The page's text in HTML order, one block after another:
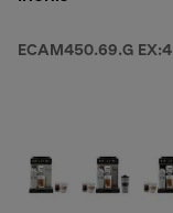
ECAM450.69.G EX:4